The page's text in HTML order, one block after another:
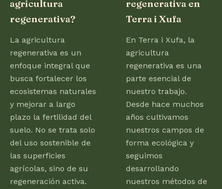
agricultura
regenerativa?
La agricultura
regenerativa es un
enfoque integral que
busca fortalecer los
ecosistemas naturales
y mejorar a largo
plazo la fertilidad del
suelo. No se trata solo
del uso sostenible de
las superficies
agrícolas, sino de su
regeneración activa.
regenerativa en
Terra i Xufa
En Terra i Xufa, la
agricultura
regenerativa es una
parte esencial de
nuestro trabajo.
Desde hace muchos
años cultivamos
nuestros campos de
forma ecológica y
seguimos
desarrollando
nuestros métodos de